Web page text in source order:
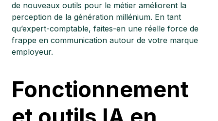
de nouveaux outils pour le métier améliorent la
perception de la génération millénium. En tant
qu’expert-comptable, faites-en une réelle force de
frappe en communication autour de votre marque
employeur.
Fonctionnement